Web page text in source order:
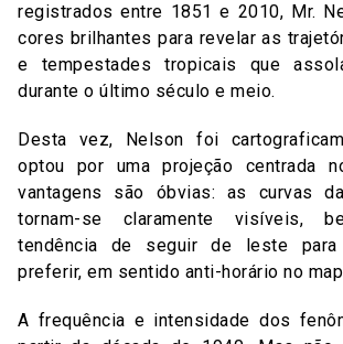
registrados entre 1851 e 2010, Mr.
cores brilhantes para revelar as
e tempestades tropicais que
durante o último século e meio.
Desta vez, Nelson foi
optou por uma projeção centrada
vantagens são óbvias: as curvas
tornam-se claramente visíveis,
tendência de seguir de leste
preferir, em sentido anti-horário no
A frequência e intensidade dos